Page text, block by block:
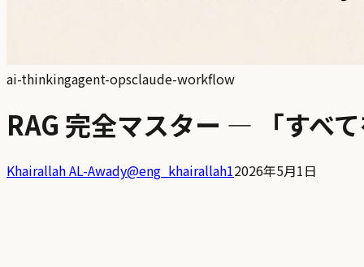
ai-thinkingagent-opsclaude-workflow
RAG 完全マスター — 「すべ
Khairallah AL-Awady@eng_khairallah12026年5月1日